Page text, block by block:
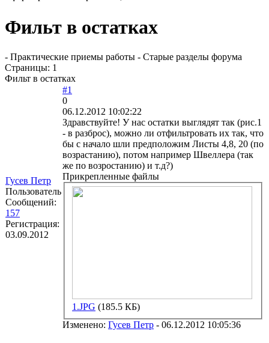
Фильт в остатках
- Практические приемы работы - Старые разделы форума
Страницы: 1
Фильт в остатках
Гусев Петр
Пользователь
Сообщений:
157
Регистрация:
03.09.2012
#1
0
06.12.2012 10:02:22
Здравствуйте! У нас остатки выглядят так (рис.1
- в разброс), можно ли отфильтровать их так, что
бы с начало шли предположим Листы 4,8, 20 (по
возрастанию), потом например Швеллера (так
же по возростанию) и т.д?)
Прикрепленные файлы
1.JPG (185.5 КБ)
Изменено: Гусев Петр - 06.12.2012 10:05:36